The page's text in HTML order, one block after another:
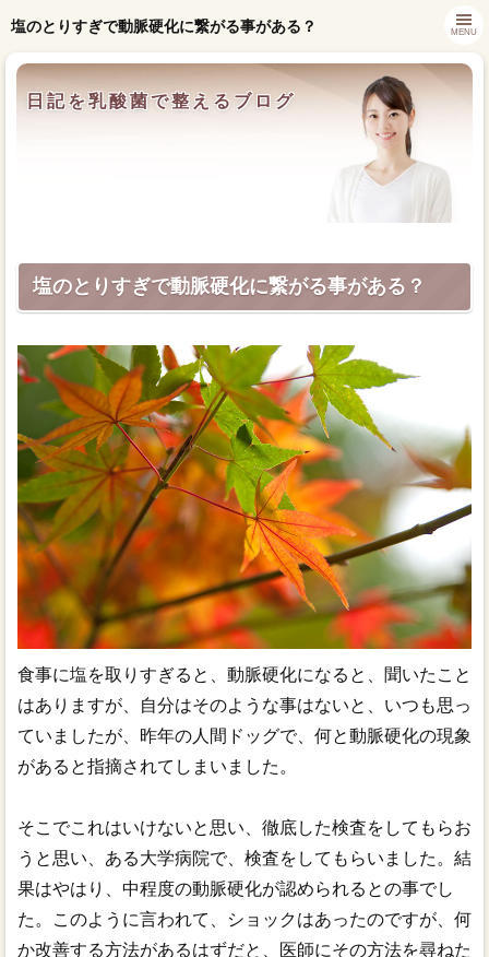
塩のとりすぎで動脈硬化に繋がる事がある？
日記を乳酸菌で整えるブログ
MENU
塩のとりすぎで動脈硬化に繋がる事がある？
食事に塩を取りすぎると、動脈硬化になると、聞いたこと
はありますが、自分はそのような事はないと、いつも思っ
ていましたが、昨年の人間ドッグで、何と動脈硬化の現象
があると指摘されてしまいました。
そこでこれはいけないと思い、徹底した検査をしてもらお
うと思い、ある大学病院で、検査をしてもらいました。結
果はやはり、中程度の動脈硬化が認められるとの事でし
た。このように言われて、ショックはあったのですが、何
か改善する方法があるはずだと、医師にその方法を尋ねた